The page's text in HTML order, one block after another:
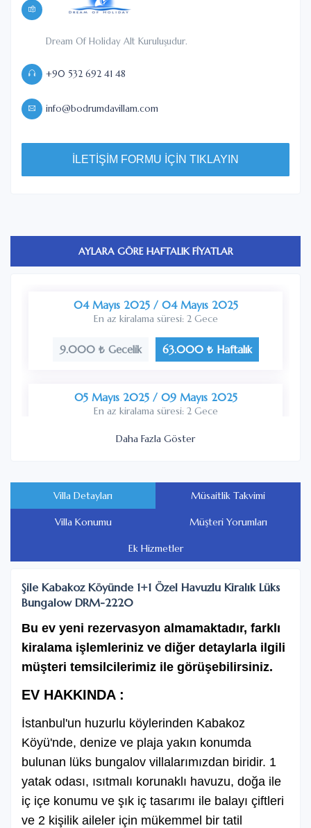
AYLARA GÖRE HAFTALIK FİYATLAR
04 Mayıs 2025 / 04 Mayıs 2025
En az kiralama süresi: 2 Gece
9.000 ₺ Gecelik 63.000 ₺ Haftalık
05 Mayıs 2025 / 09 Mayıs 2025
En az kiralama süresi: 2 Gece
7.500 ₺ Gecelik 52.500 ₺ Haftalık
10 Mayıs 2025 / 11 Mayıs 2025
En az kiralama süresi: 2 Gece
12 Mayıs 2025 / 16 Mayıs 2025
En az kiralama süresi: 2 Gece
7.500 ₺ Gecelik 52.500 ₺ Haftalık
17 Mayıs 2025 / 18 Mayıs 2025
En az kiralama süresi: 2 Gece
9.000 ₺ Gecelik 63.000 ₺ Haftalık
19 Mayıs 2025 / 23 Mayıs 2025
En az kiralama süresi: 2 Gece
7.500 ₺ Gecelik 52.500 ₺ Haftalık
Daha Fazla Göster
Villa Detayları Müsaitlik Takvimi
Villa Konumu Müşteri Yorumları
Ek Hizmetler
Şile Kabakoz Köyünde 1+1 Özel Havuzlu Kiralık Lüks
Bungalow DRM-2220
Bu ev yeni rezervasyon almamaktadır, farklı
kiralama işlemleriniz ve diğer detaylarla ilgili
müşteri temsilcilerimiz ile görüşebilirsiniz.
EV HAKKINDA :
İstanbul'un huzurlu köylerinden Kabakoz
Köyü'nde, denize ve plaja yakın konumda
bulunan lüks bungalov villalarımızdan biridir. 1
yatak odası, ısıtmalı korunaklı havuzu, doğa ile
iç içe konumu ve şık iç tasarımı ile balayı çiftleri
ve 2 kişilik aileler için mükemmel bir tatil
Dream Of Holiday Alt Kuruluşudur.
+90 532 692 41 48
info@bodrumdavillam.com
İLETİŞİM FORMU İÇİN TIKLAYIN